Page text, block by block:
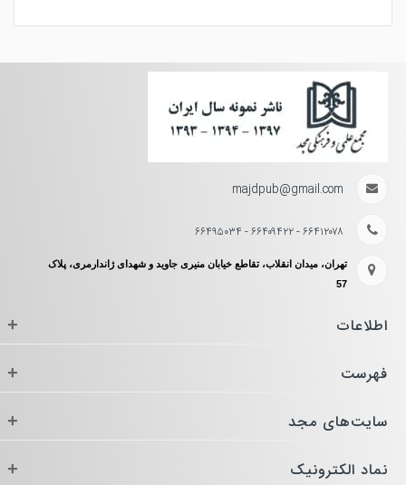
majdpub@gmail.com
۶۶۴۱۲۰۷۸ - ۶۶۴۰۹۴۲۲ - ۶۶۴۹۵۰۳۴
تهران، میدان انقلاب، تقاطع خیابان منیری جاوید و شهدای ژاندارمری، پلاک
57
اطلاعات +
فهرست +
سایت‌های مجد +
نماد الکترونیک +